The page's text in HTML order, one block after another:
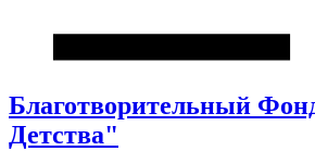
Благотворительный
Детства"